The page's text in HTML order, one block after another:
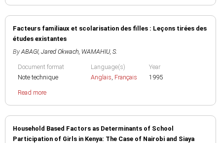
Facteurs familiaux et scolarisation des filles : Leçons tirées des
études existantes
By ABAGI, Jared Okwach, WAMAHIU, S.
Document format
Note technique
Language(s)
Anglais, Français
Year
1995
Read more
Household Based Factors as Determinants of School
Participation of Girls in Kenya: The Case of Nairobi and Siaya